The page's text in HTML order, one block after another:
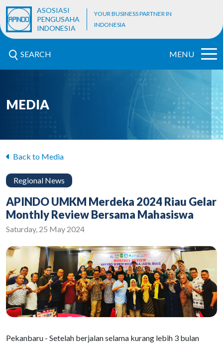
ASOSIASI
PENGUSAHA
INDONESIA
YOUR BUSINESS PARTNER IN
INDONESIA
SEARCH MENU
MEDIA
Back to Media
Regional News
APINDO UMKM Merdeka 2024 Riau Gelar
Monthly Review Bersama Mahasiswa
Saturday, 25 May 2024
Pekanbaru - Setelah berjalan selama kurang lebih 3 bulan